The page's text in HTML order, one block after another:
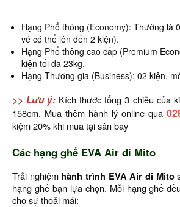
Hạng Phổ thông (Economy): Thường là
vé có thể lên đến 2 kiện).
Hạng Phổ thông cao cấp (Premium
kiện tối đa 23kg.
Hạng Thương gia (Business): 02 kiện,
>> Lưu ý: Kích thước tổng 3 chiều của
158cm. Mua thêm hành lý online qua
kiệm 20% khi mua tại sân bay
Các hạng ghế EVA Air đi Mito
Trải nghiệmhành trình EVA Air đi Mito
hạng ghế bạn lựa chọn. Mỗi hạng ghế
cho sự thoải mái: